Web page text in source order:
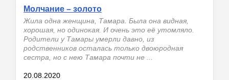
Молчание – золото
Жила одна женщина, Тамара. Была она видная,
хорошая, но одинокая. И очень это её утомляло.
Родители у Тамары умерли давно, из
родственников осталась только двоюродная
сестра, но с нею Тамара почти не ...
20.08.2020